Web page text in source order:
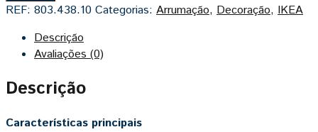
REF: 803.438.10 Categorias: Arrumação, Decoração, IKEA
Descrição
Avaliações (0)
Descrição
Características principais